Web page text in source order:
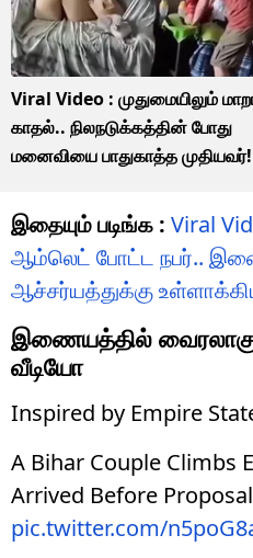
Viral Video : முதுமையிலும்
காதல்.. நிலநடுக்கத்தின் போது
மனைவியை பாதுகாத்த முதியவர்!
இதையும் படிங்க : Viral
ஆம்லெட் போட்ட நபர்..
ஆச்சர்யத்துக்கு
இணையத்தில்
வீடியோ
Inspired by Empire
A Bihar Couple Climbs
Arrived Before
pic.twitter.com/